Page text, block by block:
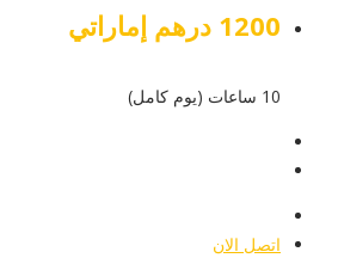
1200 درهم إماراتي
10 ساعات (يوم كامل)
اتصل الان